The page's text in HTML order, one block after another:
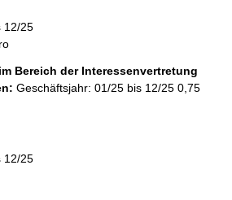
12/25
Bereich der Interessenvertretung
Geschäftsjahr: 01/25 bis 12/25 0,75
12/25